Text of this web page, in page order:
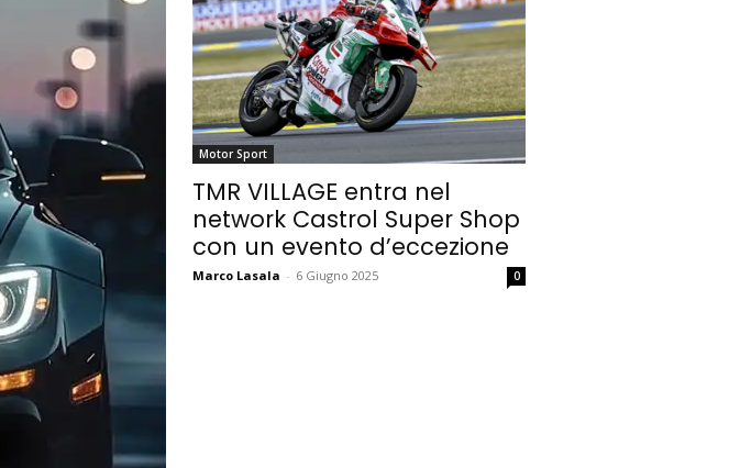
Motor Sport
TMR VILLAGE entra nel
network Castrol Super Shop
con un evento d’eccezione
Marco Lasala - 6 Giugno 2025 0